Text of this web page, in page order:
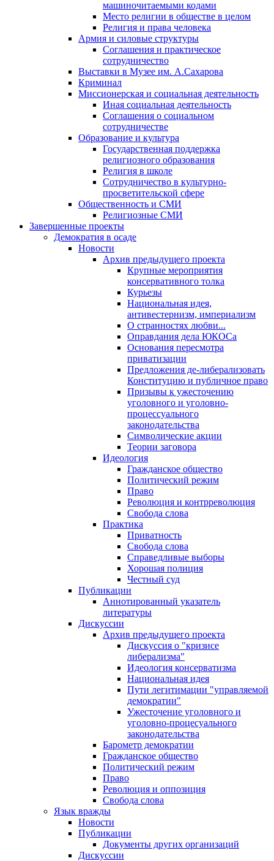
машиночитаемыми кодами
Место религии в обществе в целом
Религия и права человека
Армия и силовые структуры
Соглашения и практическое
сотрудничество
Выставки в Музее им. А.Сахарова
Криминал
Миссионерская и социальная деятельность
Иная социальная деятельность
Соглашения о социальном
сотрудничестве
Образование и культура
Государственная поддержка
религиозного образования
Религия в школе
Сотрудничество в культурно-
просветительской сфере
Общественность и СМИ
Религиозные СМИ
Завершенные проекты
Демократия в осаде
Новости
Архив предыдущего проекта
Крупные мероприятия
консервативного толка
Курьезы
Национальная идея,
антивестернизм, империализм
О странностях любви...
Оправдания дела ЮКОСа
Основания пересмотра
приватизации
Предложения де-либерализовать
Конституцию и публичное право
Призывы к ужесточению
уголовного и уголовно-
процессуального
законодательства
Символические акции
Теории заговора
Идеология
Гражданское общество
Политический режим
Право
Революция и контрреволюция
Свобода слова
Практика
Приватность
Свобода слова
Справедливые выборы
Хорошая полиция
Честный суд
Публикации
Аннотированный указатель
литературы
Дискуссии
Архив предыдущего проекта
Дискуссия о "кризисе
либерализма"
Идеология консерватизма
Национальная идея
Пути легитимации "управляемой
демократии"
Ужесточение уголовного и
уголовно-процесуального
законодательства
Барометр демократии
Гражданское общество
Политический режим
Право
Революция и оппозиция
Свобода слова
Язык вражды
Новости
Публикации
Документы других организаций
Дискуссии